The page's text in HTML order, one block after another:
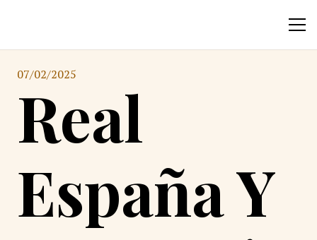
07/02/2025
Real
España Y